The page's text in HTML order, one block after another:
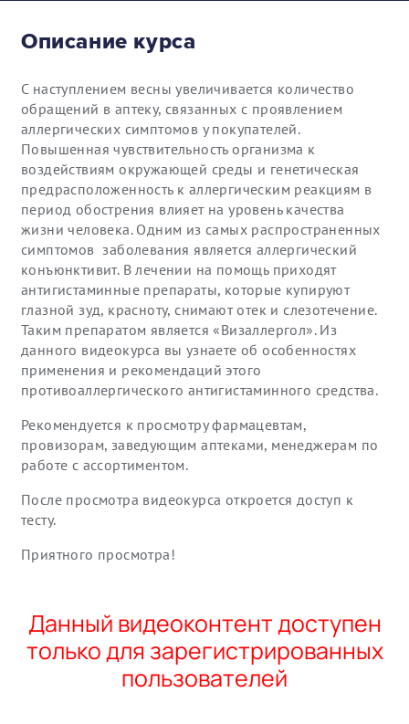
Описание курса
С наступлением весны увеличивается количество
обращений в аптеку, связанных с проявлением
аллергических симптомов у покупателей.
Повышенная чувствительность организма к
воздействиям окружающей среды и генетическая
предрасположенность к аллергическим реакциям в
период обострения влияет на уровень качества
жизни человека. Одним из самых распространенных
симптомов заболевания является аллергический
конъюнктивит. В лечении на помощь приходят
антигистаминные препараты, которые купируют
глазной зуд, красноту, снимают отек и слезотечение.
Таким препаратом является «Визаллергол». Из
данного видеокурса вы узнаете об особенностях
применения и рекомендаций этого
противоаллергического антигистаминного средства.
Рекомендуется к просмотру фармацевтам,
провизорам, заведующим аптеками, менеджерам по
работе с ассортиментом.
После просмотра видеокурса откроется доступ к
тесту.
Приятного просмотра!
Данный видеоконтент доступен
только для зарегистрированных
пользователей